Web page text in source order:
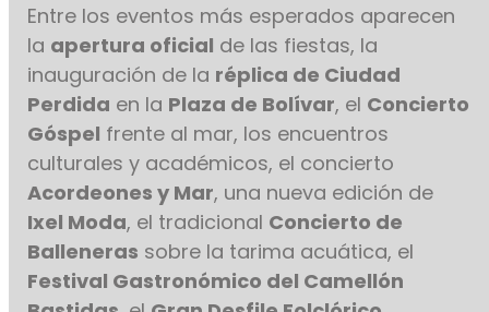
Entre los eventos más esperados aparecen
la apertura oficial de las fiestas, la
inauguración de la réplica de Ciudad
Perdida en la Plaza de Bolívar, el Concierto
Góspel frente al mar, los encuentros
culturales y académicos, el concierto
Acordeones y Mar, una nueva edición de
Ixel Moda, el tradicional Concierto de
Balleneras sobre la tarima acuática, el
Festival Gastronómico del Camellón